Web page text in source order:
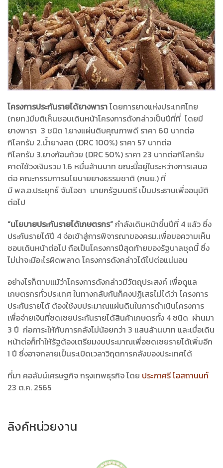
โครงการประกันรายได้ยางพาราโดยการยางแห่งประเทศไทย
(กยท.)มีมติเห็นชอบเดินหน้าโครงการดังกล่าวเป็นปีที่ที่ โดยมี
ยางพารา 3 ชนิด 1.ยางแผ่นดิบคุณภาพดี ราคา 60 บาทต่อ
กิโลกรัม 2.น้ำยางสด (DRC 100%) ราคา 57 บาทต่อ
กิโลกรัม 3.ยางก้อนถ้วย (DRC 50%) ราคา 23 บาทต่อกิโลกรัม
คาดใช้วงเงินรวม 1.6 หมื่นล้านบาท ขณะนี้อยู่ในระหว่างการเสนอ
ต่อ คณะกรรมการนโยบายยางธรรมชาติ (กนย.) ที่
มี พล.อ.ประยุทธ์ จันโอชา นายกรัฐมนตรี เป็นประธานเพื่ออนุมัติ
ต่อไป
“นโยบายประกันรายได้เกษตรกร”กำลังเดินหน้าขึ้นปีที่ 4 แล้ว ซึ่ง
ประกันรายได้ปี 4 จ่อเข้าสู่การพิจารณาของครม.เพื่อขอความเห็น
ชอบเดินหน้าต่อไป ถือเป็นโครงการปีสุดท้ายของรัฐบาลชุดนี้ ซึ่ง
ไม่น่าจะมีอะไรผิดพลาด โครงการดังกล่าวได้ไปต่อแน่นอน
อย่างไรก็ตามแม้ว่าโครงการดังกล่าวมีวัตถุประสงค์ เพื่อดูแล
เกษตรกรทั่วประเทศ ในทางกลับกันก็คงปฏิเสธไม่ได้ว่า โครงการ
ประกันรายได้ ต้องใช้งบประมาณแผ่นดินในการดำเนินโครงการ
เพื่อจ่ายเงินที่ชดเชยประกันรายได้สินค้าเกษตรทั้ง 4 ชนิด ผ่านมา
3 ปี ก่อภาระให้กับการคลังไม่น้อยกว่า 3 แสนล้านบาท และเมื่อเดิน
หน้าต่อก็ทำให้รัฐต้องเตรียมงบประมาณเพื่อชดเชยรายได้เพิ่มอีก
1 ปี ซึ่งอาจกลายเป็นระเบิดเวลาวิฤตการคลังของประเทศได้
ที่มา คอลัมน์เศรษฐกิจ กรุงเทพธุรกิจ โดย ประภาศรี โอสถานนท์
23 ต.ค. 2565
ลิงค์หน่วยงาน